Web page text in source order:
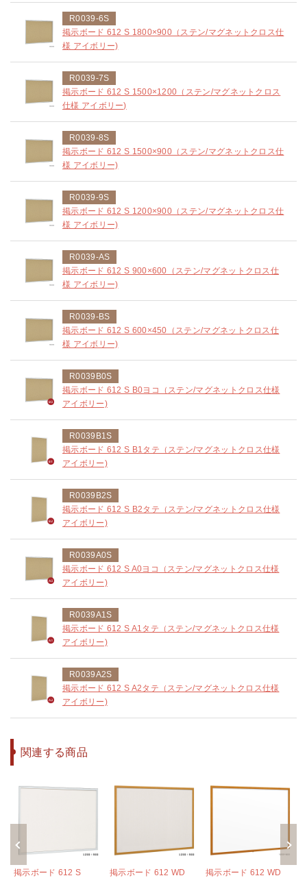
R0039-6S
掲示ボード 612 S 1800×900（ステン/マグネットクロス仕
様 アイボリー)
R0039-7S
掲示ボード 612 S 1500×1200（ステン/マグネットクロス
仕様 アイボリー)
R0039-8S
掲示ボード 612 S 1500×900（ステン/マグネットクロス仕
様 アイボリー)
R0039-9S
掲示ボード 612 S 1200×900（ステン/マグネットクロス仕
様 アイボリー)
R0039-AS
掲示ボード 612 S 900×600（ステン/マグネットクロス仕
様 アイボリー)
R0039-BS
掲示ボード 612 S 600×450（ステン/マグネットクロス仕
様 アイボリー)
R0039B0S
掲示ボード 612 S B0ヨコ（ステン/マグネットクロス仕様
アイボリー)
R0039B1S
掲示ボード 612 S B1タテ（ステン/マグネットクロス仕様
アイボリー)
R0039B2S
掲示ボード 612 S B2タテ（ステン/マグネットクロス仕様
アイボリー)
R0039A0S
掲示ボード 612 S A0ヨコ（ステン/マグネットクロス仕様
アイボリー)
R0039A1S
掲示ボード 612 S A1タテ（ステン/マグネットクロス仕様
アイボリー)
R0039A2S
掲示ボード 612 S A2タテ（ステン/マグネットクロス仕様
アイボリー)
関連する商品
掲示ボード 612 S
掲示ボード 612 WD
掲示ボード 612 WD